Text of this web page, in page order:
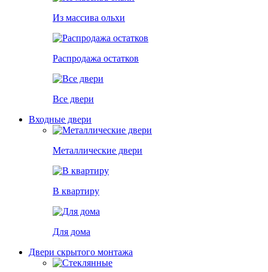
Из массива ольхи
Распродажа остатков
Все двери
Входные двери
Металлические двери
В квартиру
Для дома
Двери скрытого монтажа